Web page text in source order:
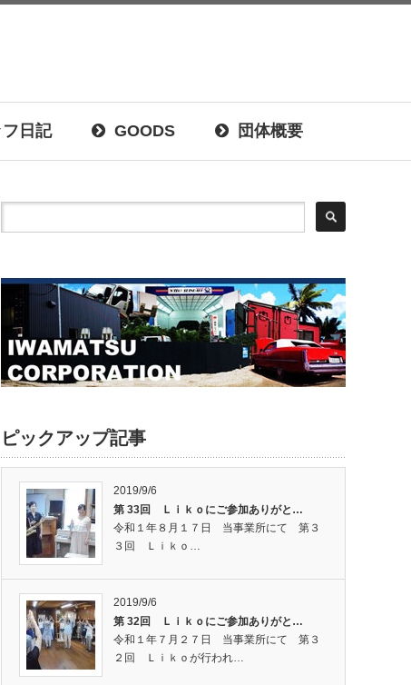
日記 GOODS 団体概要
ピックアップ記事
2019/9/6
第 33回 Ｌｉｋｏにご参加ありがと…
令和１年８月１７日 当事業所にて 第３
３回 Ｌｉｋｏ…
2019/9/6
第 32回 Ｌｉｋｏにご参加ありがと…
令和１年７月２７日 当事業所にて 第３
２回 Ｌｉｋｏが行われ…